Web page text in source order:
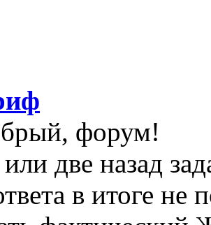
форум!
две назад
в итоге не